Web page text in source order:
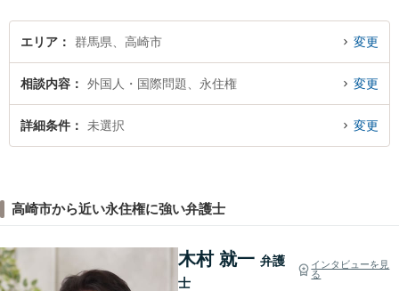
エリア 群馬県、高崎市 変更
相談内容 外国人・国際問題、永住権 変更
詳細条件 未選択 変更
高崎市から近い永住権に強い弁護士
木村 就一 弁護
士
インタビューを見
る